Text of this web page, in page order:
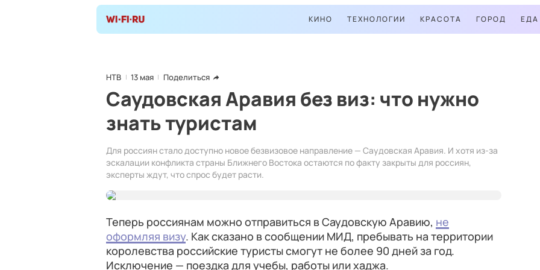
КИНО ТЕХНОЛОГИИ КРАСОТА ГОРОД ЕДА
НТВ 13 мая Поделиться
Саудовская Аравия без виз: что нужно
знать туристам
Для россиян стало доступно новое безвизовое направление — Саудовская Аравия. И хотя из-за
эскалации конфликта страны Ближнего Востока остаются по факту закрыты для россиян,
эксперты ждут, что спрос будет расти.
Теперь россиянам можно отправиться в Саудовскую Аравию, не
оформляя визу. Как сказано в сообщении МИД, пребывать на территории
королевства российские туристы смогут не более 90 дней за год.
Исключение — поездка для учебы, работы или хаджа.